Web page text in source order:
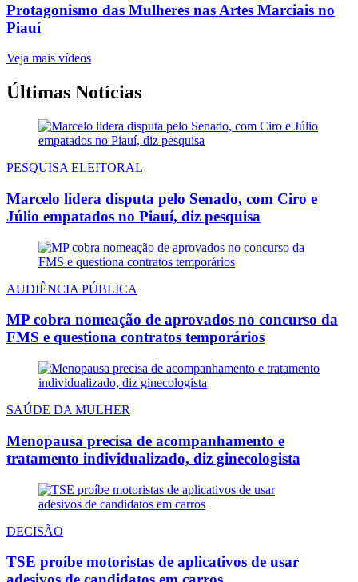
Protagonismo das Mulheres nas Artes Marciais no
Piauí
Veja mais vídeos
Últimas Notícias
PESQUISA ELEITORAL
Marcelo lidera disputa pelo Senado, com Ciro e
Júlio empatados no Piauí, diz pesquisa
AUDIÊNCIA PÚBLICA
MP cobra nomeação de aprovados no concurso da
FMS e questiona contratos temporários
SAÚDE DA MULHER
Menopausa precisa de acompanhamento e
tratamento individualizado, diz ginecologista
DECISÃO
TSE proíbe motoristas de aplicativos de usar